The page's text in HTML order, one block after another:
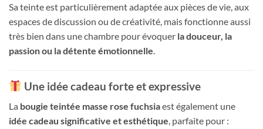
Sa teinte est particulièrement adaptée aux pièces de vie, aux
espaces de discussion ou de créativité, mais fonctionne aussi
très bien dans une chambre pour évoquer la douceur, la
passion ou la détente émotionnelle
Une idée cadeau forte et expressive
La bougie teintée masse rose fuchsiaest également une
idée cadeau significative et esthétique, parfaite pour :